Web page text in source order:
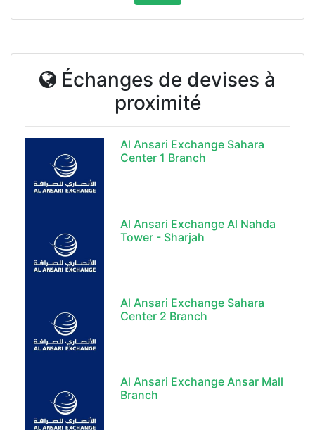
Échanges de devises à
proximité
Al Ansari Exchange Sahara
Center 1 Branch
Al Ansari Exchange Al Nahda
Tower - Sharjah
Al Ansari Exchange Sahara
Center 2 Branch
Al Ansari Exchange Ansar Mall
Branch